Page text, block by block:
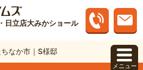
日立店大みかショール
なか市｜S様邸
メニュー